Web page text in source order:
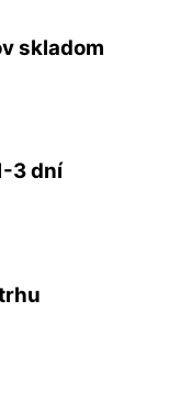
skladom
3 dní